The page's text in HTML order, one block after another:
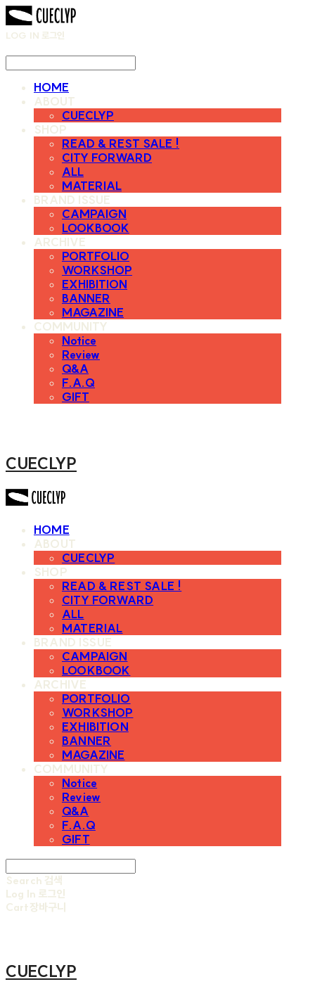
LOG IN 로그인
HOME
ABOUT
CUECLYP
SHOP
READ & REST SALE !
CITY FORWARD
ALL
MATERIAL
BRAND ISSUE
CAMPAIGN
LOOKBOOK
ARCHIVE
PORTFOLIO
WORKSHOP
EXHIBITION
BANNER
MAGAZINE
COMMUNITY
Notice
Review
Q&A
F.A.Q
GIFT
CUECLYP
HOME
ABOUT
CUECLYP
SHOP
READ & REST SALE !
CITY FORWARD
ALL
MATERIAL
BRAND ISSUE
CAMPAIGN
LOOKBOOK
ARCHIVE
PORTFOLIO
WORKSHOP
EXHIBITION
BANNER
MAGAZINE
COMMUNITY
Notice
Review
Q&A
F.A.Q
GIFT
Search 검색
Log In 로그인
Cart장바구니
CUECLYP